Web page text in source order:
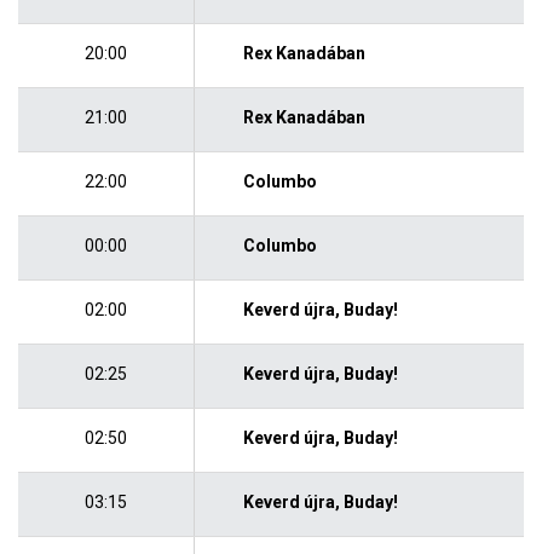
20:00 Rex Kanadában
21:00 Rex Kanadában
22:00 Columbo
00:00 Columbo
02:00 Keverd újra, Buday!
02:25 Keverd újra, Buday!
02:50 Keverd újra, Buday!
03:15 Keverd újra, Buday!